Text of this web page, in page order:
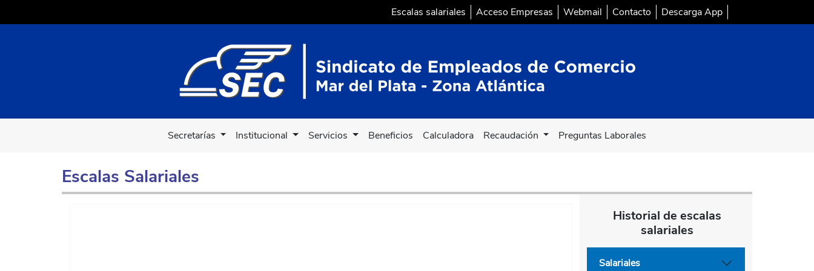
Escalas salariales Acceso Empresas Webmail Contacto Descarga App
Secretarías Institucional Servicios Beneficios Calculadora Recaudación Preguntas Laborales
Escalas Salariales
Historial de escalas
salariales
Salariales